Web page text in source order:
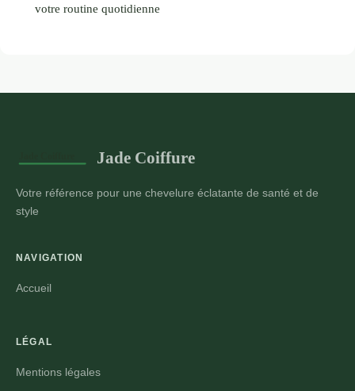
votre routine quotidienne
Jade Coiffure
Votre référence pour une chevelure éclatante de santé et de
style
NAVIGATION
Accueil
LÉGAL
Mentions légales